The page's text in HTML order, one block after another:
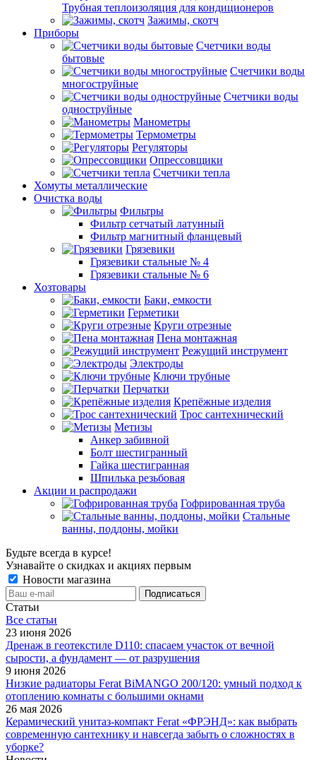
Трубная теплоизоляция для кондиционеров
Зажимы, скотч
Приборы
Счетчики воды
бытовые
Счетчики воды
многоструйные
Счетчики воды
одноструйные
Манометры
Термометры
Регуляторы
Опрессовщики
Счетчики тепла
Хомуты металлические
Очистка воды
Фильтры
Фильтр сетчатый латунный
Фильтр магнитный фланцевый
Грязевики
Грязевики стальные № 4
Грязевики стальные № 6
Хозтовары
Баки, емкости
Герметики
Круги отрезные
Пена монтажная
Режущий инструмент
Электроды
Ключи трубные
Перчатки
Крепёжные изделия
Трос сантехнический
Метизы
Анкер забивной
Болт шестигранный
Гайка шестигранная
Шпилька резьбовая
Акции и распродажи
Гофрированная труба
Стальные
ванны, поддоны, мойки
Будьте всегда в курсе!
Узнавайте о скидках и акциях первым
Новости магазина
Статьи
Все cтатьи
23 июня 2026
Дренаж в геотекстиле D110: спасаем участок от вечной
сырости, а фундамент — от разрушения
9 июня 2026
Низкие радиаторы Ferat BiMANGO 200/120: умный подход к
отоплению комнаты с большими окнами
26 мая 2026
Керамический унитаз-компакт Ferat «ФРЭНД»: как выбрать
современную сантехнику и навсегда забыть о сложностях в
уборке?